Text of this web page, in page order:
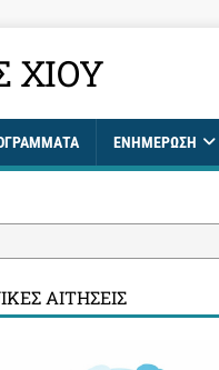
ΧΊΟΥ
ΕΝΗΜΈΡΩΣΗ
ΑΙΤΉΣΕΙΣ